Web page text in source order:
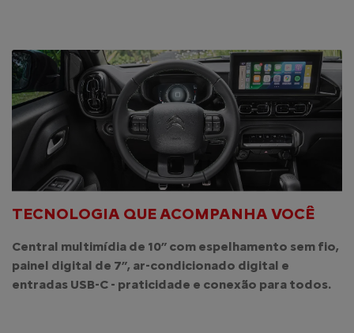
TECNOLOGIA QUE ACOMPANHA VOCÊ
Central multimídia de 10” com espelhamento sem fio,
painel digital de 7”, ar-condicionado digital e
entradas USB-C - praticidade e conexão para todos.